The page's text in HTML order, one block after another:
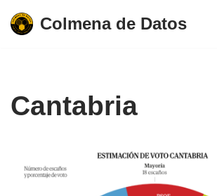
Saltar
Colmena de Datos
Cantabria